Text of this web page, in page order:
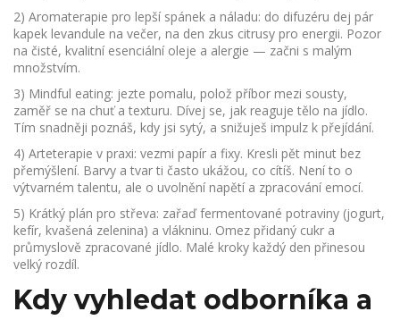
2) Aromaterapie pro lepší spánek a náladu: do difuzéru dej pár
kapek levandule na večer, na den zkus citrusy pro energii. Pozor
na čisté, kvalitní esenciální oleje a alergie — začni s malým
množstvím.
3) Mindful eating: jezte pomalu, polož příbor mezi sousty,
zaměř se na chuť a texturu. Dívej se, jak reaguje tělo na jídlo.
Tím snadněji poznáš, kdy jsi sytý, a snižuješ impulz k přejídání.
4) Arteterapie v praxi: vezmi papír a fixy. Kresli pět minut bez
přemýšlení. Barvy a tvar ti často ukážou, co cítíš. Není to o
výtvarném talentu, ale o uvolnění napětí a zpracování emocí.
5) Krátký plán pro střeva: zařaď fermentované potraviny (jogurt,
kefír, kvašená zelenina) a vlákninu. Omez přidaný cukr a
průmyslově zpracované jídlo. Malé kroky každý den přinesou
velký rozdíl.
Kdy vyhledat odborníka a